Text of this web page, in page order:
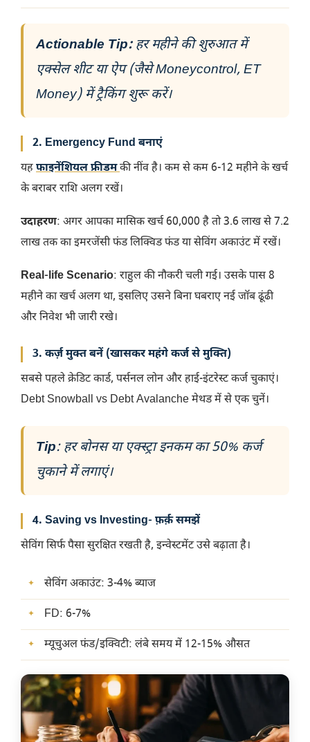
Actionable Tip:हर महीने की शुरुआत में
एक्सेल शीट या ऐप (जैसे Moneycontrol, ET
Money) में ट्रैकिंग शुरू करें।
2. Emergency Fund बनाएं
यहफाइनेंशियल फ्रीडमकी नींव है। कम से कम 6-12 महीने के खर्च
के बराबर राशि अलग रखें।
उदाहरण: अगर आपका मासिक खर्च 60,000 है तो 3.6 लाख से 7.2
लाख तक का इमरजेंसी फंड लिक्विड फंड या सेविंग अकाउंट में रखें।
Real-life Scenario: राहुल की नौकरी चली गई। उसके पास 8
महीने का खर्च अलग था, इसलिए उसने बिना घबराए नई जॉब ढूंढी
और निवेश भी जारी रखे।
3. कर्ज़ मुक्त बनें (खासकर महंगे कर्ज से मुक्ति)
सबसे पहले क्रेडिट कार्ड, पर्सनल लोन और हाई-इंटरेस्ट कर्ज चुकाएं।
Debt Snowball vs Debt Avalanche मेथड में से एक चुनें।
Tip: हर बोनस या एक्स्ट्रा इनकम का 50% कर्ज
चुकाने में लगाएं।
4. Saving vs Investing- फ़र्क़ समझें
सेविंग सिर्फ पैसा सुरक्षित रखती है, इन्वेस्टमेंट उसे बढ़ाता है।
सेविंग अकाउंट: 3-4% ब्याज
FD: 6-7%
म्यूचुअल फंड/इक्विटी: लंबे समय में 12-15% औसत